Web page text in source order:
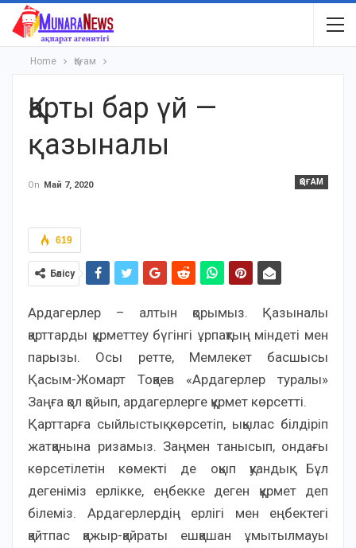
Home Қоғам
Қарты бар үй —
қазыналы
ҚОҒАМ
On Май 7, 2020
619
Бөлісу
Ардагерлер – алтын қорымыз. Қазыналы
қарттарды құрметтеу бүгінгі ұрпақтың міндеті мен
парызы. Осы ретте, Мемлекет басшысы
Қасым-Жомарт Тоқаев «Ардагерлер туралы»
Заңға қол қойып, ардагерлерге құрмет көрсетті.
Қарттарға сыйлыстық көрсетіп, ықылас білдіріп
жатқанына ризамыз. Заңмен танысып, ондағы
көрсетілетін көмекті де оқып қуандық. Бұл
дегеніміз ерлікке, еңбекке деген құрмет деп
білеміз. Ардагерлердің ерлігі мен еңбектегі
қайтпас қажыр-қайраты ешқашан ұмытылмауы